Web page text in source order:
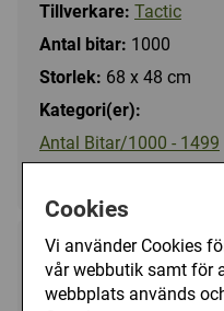
Cookies
Vi använder Cookies
vår webbutik samt för
webbplats används
Tillverkare: Tactic
Antal bitar: 1000
Storlek: 68 x 48 cm
Kategori(er):
Antal Bitar/1000 - 1499
125 kr